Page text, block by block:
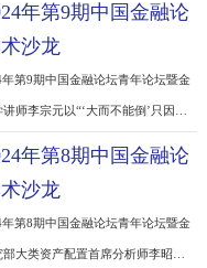
年第10期中国金融论坛青年论坛
局王嘉夫博士以“美国对华贸易政
士阐述了美国对华贸易政策的演变
式的影响，最后提出了中国应对
责人袁佳点评交流，人民银行总
术沙龙
年第9期中国金融论坛青年论坛暨
讲师李宗元以“‘大而不能倒’只因
学术报告。李宗元从个体风险和系
年第8期中国金融